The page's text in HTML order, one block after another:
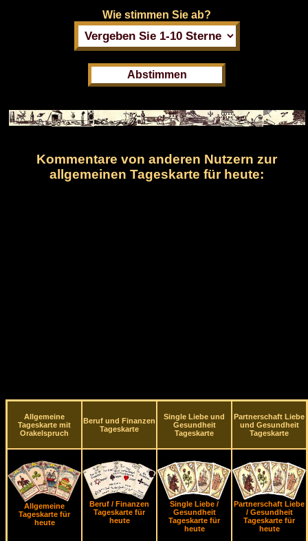
Wie stimmen Sie ab?
Kommentare von anderen Nutzern zur
allgemeinen Tageskarte für heute:
Allgemeine
Tageskarte mit
Orakelspruch
Beruf und Finanzen
Tageskarte
Single Liebe und
Gesundheit
Tageskarte
Partnerschaft Liebe
und Gesundheit
Tageskarte
Allgemeine
Tageskarte für
heute
Beruf / Finanzen
Tageskarte für
heute
Single Liebe /
Gesundheit
Tageskarte für
heute
Partnerschaft Liebe
/ Gesundheit
Tageskarte für
heute